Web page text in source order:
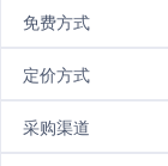
免费方式
定价方式
采购渠道